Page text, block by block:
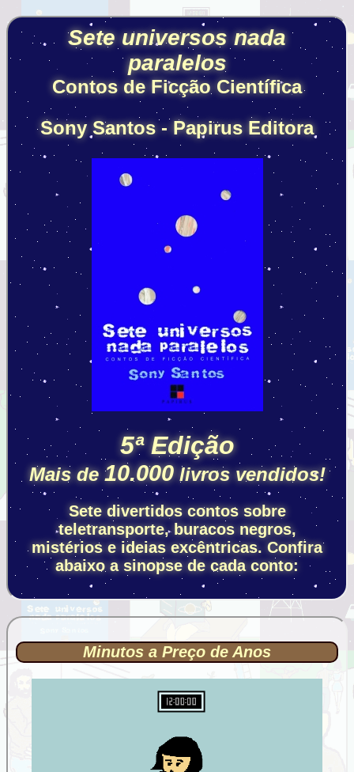
Sete universos nada
paralelos
Contos de Ficção Científica
Sony Santos - Papirus Editora
5ª Edição
Mais de10.000livros vendidos!
Sete divertidos contos sobre
teletransporte, buracos negros,
mistérios e ideias excêntricas. Confira
abaixo a sinopse de cada conto:
Minutos a Preço de Anos